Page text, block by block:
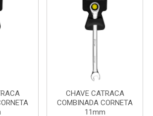
CHAVE CATRACA
COMBINADA CORNETA
11mm